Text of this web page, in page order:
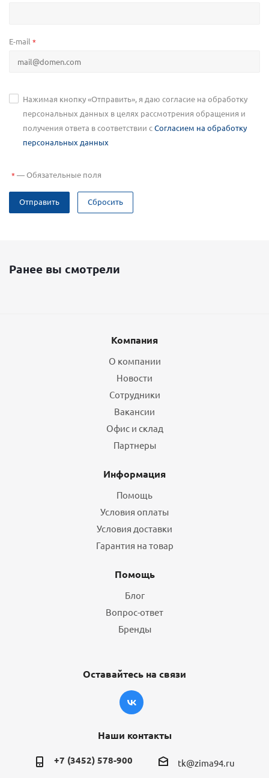
E-mail *
Нажимая кнопку «Отправить», я даю согласие на обработку
персональных данных в целях рассмотрения обращения и
получения ответа в соответствии сСогласием на обработку
персональных данных
*—Обязательные поля
Отправить Сбросить
Ранее вы смотрели
Компания
О компании
Новости
Сотрудники
Вакансии
Офис и склад
Партнеры
Информация
Помощь
Условия оплаты
Условия доставки
Гарантия на товар
Помощь
Блог
Вопрос-ответ
Бренды
Оставайтесь на связи
Наши контакты
+7 (3452) 578-900 tk@zima94.ru